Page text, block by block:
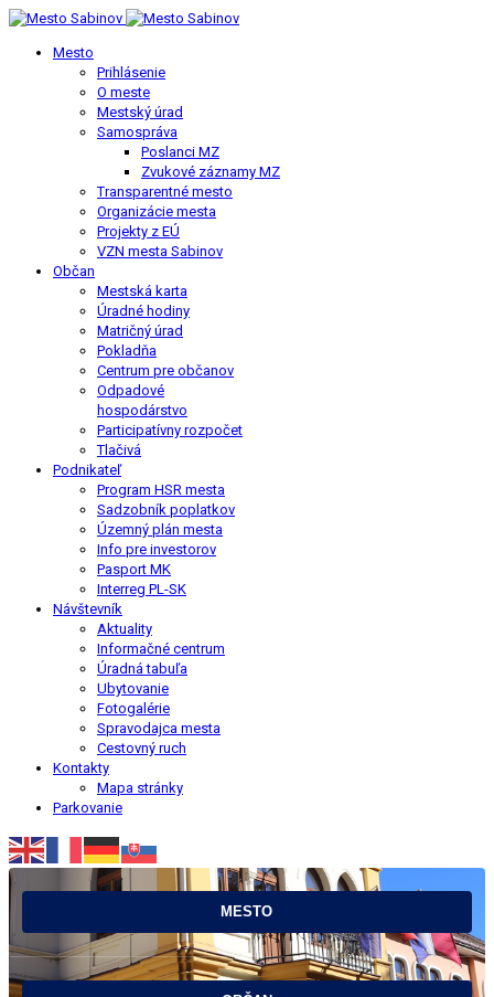
Mesto
Prihlásenie
O meste
Mestský úrad
Samospráva
Poslanci MZ
Zvukové záznamy MZ
Transparentné mesto
Organizácie mesta
Projekty z EÚ
VZN mesta Sabinov
Občan
Mestská karta
Úradné hodiny
Matričný úrad
Pokladňa
Centrum pre občanov
Odpadové
hospodárstvo
Participatívny rozpočet
Tlačivá
Podnikateľ
Program HSR mesta
Sadzobník poplatkov
Územný plán mesta
Info pre investorov
Pasport MK
Interreg PL-SK
Návštevník
Aktuality
Informačné centrum
Úradná tabuľa
Ubytovanie
Fotogalérie
Spravodajca mesta
Cestovný ruch
Kontakty
Mapa stránky
Parkovanie